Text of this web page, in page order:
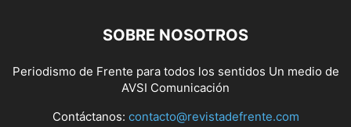
SOBRE NOSOTROS
Periodismo de Frente para todos los sentidos Un medio de
AVSI Comunicación
Contáctanos: contacto@revistadefrente.com